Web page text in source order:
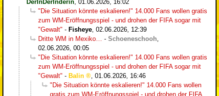
DerInDerInderin, 01.06.2026, 16:02
"Die Situation könnte eskalieren!" 14.000 Fans wollen gratis
zum WM-Eröffnungsspiel - und drohen der FIFA sogar mit
"Gewalt" - Fisheye, 02.06.2026, 12:39
Dritte WM in Mexiko… - Schoeneschooh,
02.06.2026, 00:05
"Die Situation könnte eskalieren!" 14.000 Fans wollen gratis
zum WM-Eröffnungsspiel - und drohen der FIFA sogar mit
"Gewalt" - Balin , 01.06.2026, 16:46
"Die Situation könnte eskalieren!" 14.000 Fans wollen
gratis zum WM-Eröffnungsspiel - und drohen der FIFA